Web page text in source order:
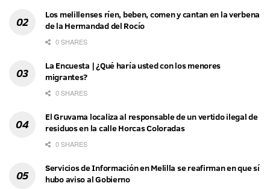
Los melillenses ríen, beben, comen y cantan en la verbena
de la Hermandad del Rocío
0 SHARES
La Encuesta | ¿Qué haría usted con los menores
migrantes?
0 SHARES
El Gruvama localiza al responsable de un vertido ilegal de
residuos en la calle Horcas Coloradas
0 SHARES
Servicios de Información en Melilla se reafirman en que sí
hubo aviso al Gobierno